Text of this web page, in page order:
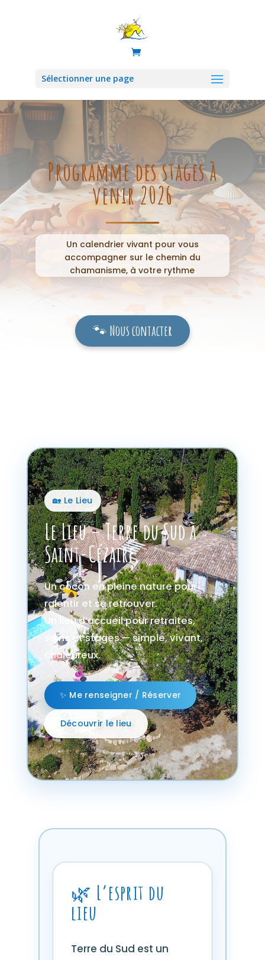
Sélectionner une page
Programme des stages à
venir 2026
Un calendrier vivant pour vous
accompagner sur le chemin du
chamanisme, à votre rythme
🐾 Nous contacter
🏡 Le Lieu
Le Lieu – Terre du Sud à
Saint-Cézaire
Un cocon en pleine nature pour
ralentir et se retrouver.
Un lieu d’accueil pour retraites,
soins et stages — simple, vivant,
chaleureux.
✨ Me renseigner / Réserver
Découvrir le lieu
🌿 L’esprit du
lieu
Terre du Sud est un